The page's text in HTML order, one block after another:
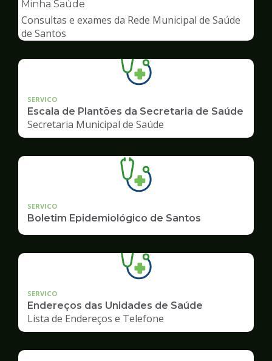
de
Saúde
Minha Saúde
Consultas e exames da Rede Municipal de Saúde
de Santos
SERVICO
Escala de Plantões da Secretaria de Saúde
Secretaria Municipal de Saúde
SERVICO
Boletim Epidemiológico de Santos
SERVICO
Endereços das Unidades de Saúde
Lista de Endereços e Telefone